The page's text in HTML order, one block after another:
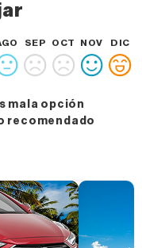
SEP OCT NOV DIC
mala opción
recomendado